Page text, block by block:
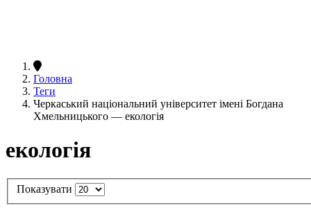
Головна
Теги
Черкаський національний університет імені Богдана
Хмельницького — екологія
екологія
Показувати